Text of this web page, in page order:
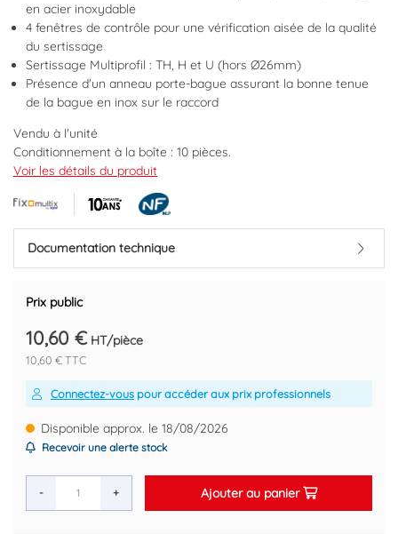
en acier inoxydable
4 fenêtres de contrôle pour une vérification aisée de la qualité
du sertissage
Sertissage Multiprofil : TH, H et U (hors Ø26mm)
Présence d'un anneau porte-bague assurant la bonne tenue
de la bague en inox sur le raccord
Vendu à l'unité
Conditionnement à la boîte : 10 pièces.
Multisertissage : U, H et TH.
Douille à sertir en acier inoxydable.
Système anti fuite.
Corps laiton.
Triple joints toriques en EPDM haute résistance conforme à la
norme NF 545.
Marque : FIXOMULTIX BY AYOR
Code EAN : 3540737818594
Voir les détails du produit
Documentation technique
Prix public
10,60 € HT/pièce
10,60 € TTC
Connectez-vous pour accéder aux prix professionnels
Disponible approx. le 18/08/2026
Recevoir une alerte stock
- + Ajouter au panier